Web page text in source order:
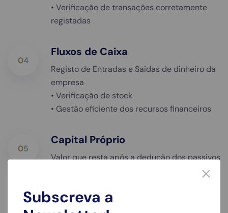
• Verificação de transações corretamente
registadas
04
Fluxos de Caixa
Registo de Entradas e Saídas de dinheiro da
empresa
• Verificação de stock
• Gestão eficiente dos recursos financeiros
05
Capital Próprio
Valor que resta após a dedução dos passivos
aos ativos da empresa, segundo a fórmula:
Subscreva a